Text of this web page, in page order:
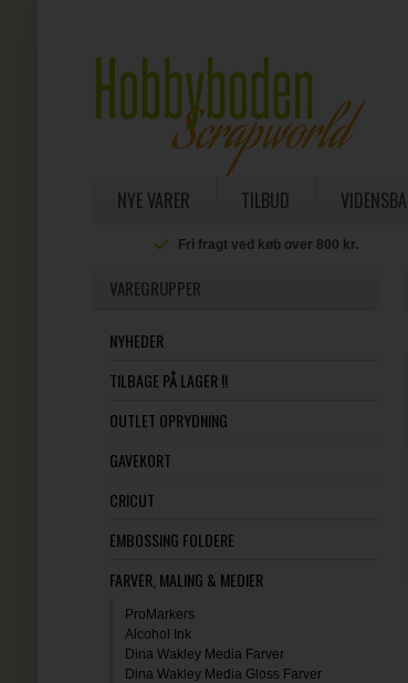
NYE VARER TILBUD
Fri fragt ved køb over 800 kr.
VAREGRUPPER
NYHEDER
TILBAGE PÅ LAGER !!
OUTLET OPRYDNING
GAVEKORT
CRICUT
EMBOSSING FOLDERE
FARVER, MALING & MEDIER
ProMarkers
Alcohol Ink
Dina Wakley Media Farver
Dina Wakley Media Gloss Farver